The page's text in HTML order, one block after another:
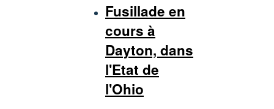
Fusillade en
cours à
Dayton, dans
l'Etat de
l'Ohio